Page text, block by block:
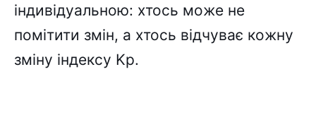
індивідуальною: хтось може не
помітити змін, а хтось відчуває кожну
зміну індексу Kp.